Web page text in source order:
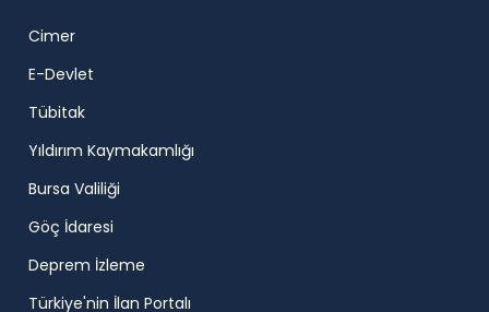
Cimer
E-Devlet
Tübitak
Yıldırım Kaymakamlığı
Bursa Valiliği
Göç İdaresi
Deprem İzleme
Türkiye'nin İlan Portalı